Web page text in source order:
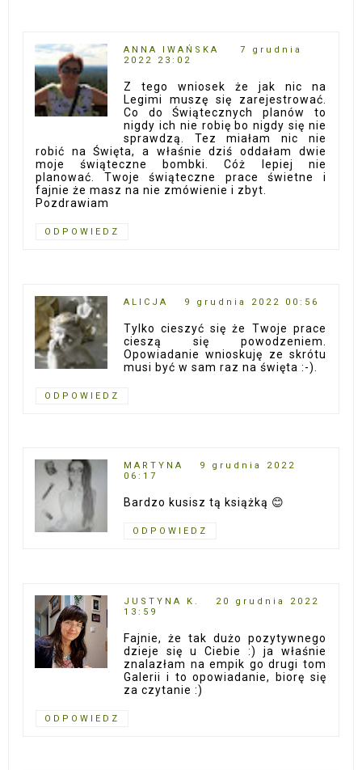
ANNA IWAŃSKA
7 grudnia
2022 23:02
Z tego wniosek że jak nic na
Legimi muszę się zarejestrować.
Co do Świątecznych planów to
nigdy ich nie robię bo nigdy się nie
sprawdzą. Tez miałam nic nie
robić na Święta, a właśnie dziś oddałam dwie
moje świąteczne bombki. Cóż lepiej nie
planować. Twoje świąteczne prace świetne i
fajnie że masz na nie zmówienie i zbyt.
Pozdrawiam
ODPOWIEDZ
ALICJA 9 grudnia 2022 00:56
Tylko cieszyć się że Twoje prace
cieszą się powodzeniem.
Opowiadanie wnioskuję ze skrótu
musi być w sam raz na święta :-).
ODPOWIEDZ
MARTYNA
9 grudnia 2022
06:17
Bardzo kusisz tą książką 😊
ODPOWIEDZ
JUSTYNA K.
20 grudnia 2022
13:59
Fajnie, że tak dużo pozytywnego
dzieje się u Ciebie :) ja właśnie
znalazłam na empik go drugi tom
Galerii i to opowiadanie, biorę się
za czytanie :)
ODPOWIEDZ